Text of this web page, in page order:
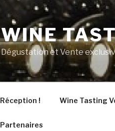
WINE
Dégustation et Vente
Réception ! Wine Tasting
Partenaires